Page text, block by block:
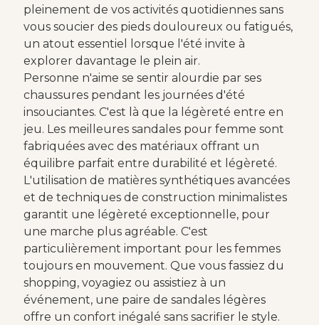
pleinement de vos activités quotidiennes sans
vous soucier des pieds douloureux ou fatigués,
un atout essentiel lorsque l'été invite à
explorer davantage le plein air.
Personne n'aime se sentir alourdie par ses
chaussures pendant les journées d'été
insouciantes. C'est là que la légèreté entre en
jeu. Les meilleures sandales pour femme sont
fabriquées avec des matériaux offrant un
équilibre parfait entre durabilité et légèreté.
L'utilisation de matières synthétiques avancées
et de techniques de construction minimalistes
garantit une légèreté exceptionnelle, pour
une marche plus agréable. C'est
particulièrement important pour les femmes
toujours en mouvement. Que vous fassiez du
shopping, voyagiez ou assistiez à un
événement, une paire de sandales légères
offre un confort inégalé sans sacrifier le style.